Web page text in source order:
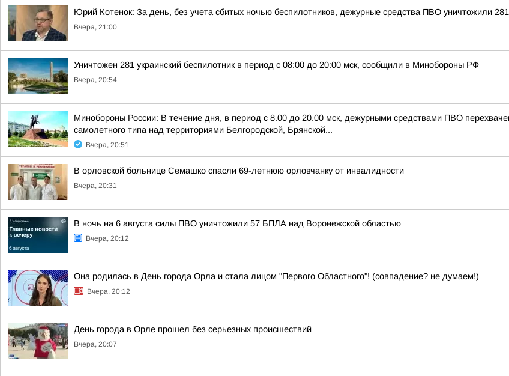
Юрий Котенок: За день, без учета сбитых ночью беспилотников, дежурные средства ПВО уничтожили
Вчера, 21:00
Уничтожен 281 украинский беспилотник в период с 08:00 до 20:00 мск, сообщили в Минобороны РФ
Вчера, 20:54
Минобороны России: В течение дня, в период с 8.00 до 20.00 мск, дежурными средствами ПВО
самолетного типа над территориями Белгородской, Брянской...
Вчера, 20:51
В орловской больнице Семашко спасли 69-летнюю орловчанку от инвалидности
Вчера, 20:31
В ночь на 6 августа силы ПВО уничтожили 57 БПЛА над Воронежской областью
Вчера, 20:12
Она родилась в День города Орла и стала лицом "Первого Областного"! (совпадение? не думаем!)
Вчера, 20:12
День города в Орле прошел без серьезных происшествий
Вчера, 20:07